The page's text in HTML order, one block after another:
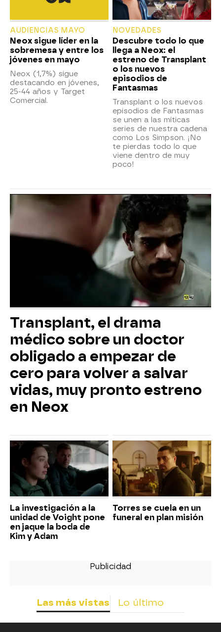
AUDIENCIAS MAYO
Neox sigue líder en la
sobremesa y entre los
jóvenes en mayo
Neox (1,7%) sigue
destacando en jóvenes,
25-44 años y Target
Comercial.
NOVEDADES
Descubre todo lo que
llega a Neox: el
estreno de Transplant
o los nuevos
episodios de
Fantasmas
Transplant o los nuevos
episodios de Fantasmas
se unen a las míticas
series de nuestra cadena
como Los Simpson. ¡No
te pierdas todo lo que
viene dentro de muy
poco!
Transplant, el drama
médico sobre un doctor
obligado a empezar de
cero para volver a salvar
vidas, muy pronto estreno
en Neox
La investigación a la
unidad de Voight pone
en jaque la boda de
Kim y Adam
Torres se cuela en un
funeral en plan misión
Las más vistas Lo último